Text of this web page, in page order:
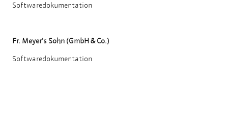
Softwaredokumentation
Fr. Meyer's Sohn (GmbH & Co.)
Softwaredokumentation